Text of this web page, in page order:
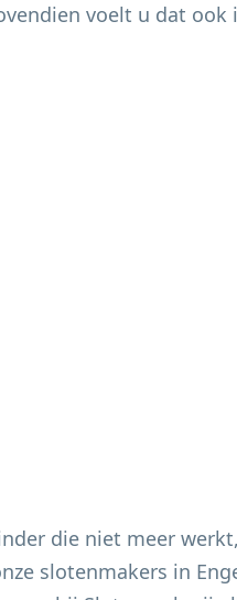
voelt u dat
die niet meer
slotenmakers in